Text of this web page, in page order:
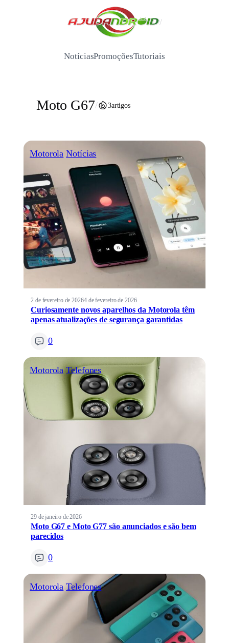
/
NotíciasPromoçõesTutoriais
Moto G67/ 3artigos
Motorola Notícias
2 de fevereiro de 20264 de fevereiro de 2026
Curiosamente novos aparelhos da Motorola têm
apenas atualizações de segurança garantidas
0
Motorola Telefones
29 de janeiro de 2026
Moto G67 e Moto G77 são anunciados e são bem
parecidos
0
Motorola Telefones